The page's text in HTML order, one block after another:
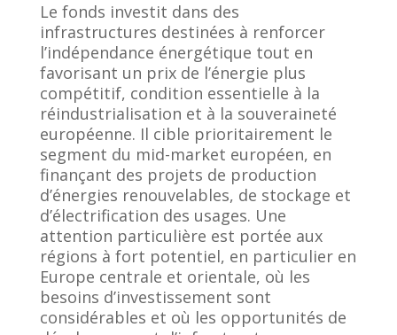
Le fonds investit dans des
infrastructures destinées à renforcer
l’indépendance énergétique tout en
favorisant un prix de l’énergie plus
compétitif, condition essentielle à la
réindustrialisation et à la souveraineté
européenne. Il cible prioritairement le
segment du mid-market européen, en
finançant des projets de production
d’énergies renouvelables, de stockage et
d’électrification des usages. Une
attention particulière est portée aux
régions à fort potentiel, en particulier en
Europe centrale et orientale, où les
besoins d’investissement sont
considérables et où les opportunités de